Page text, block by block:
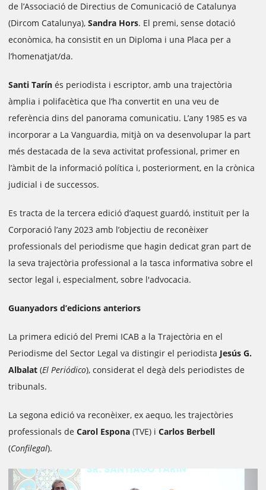
de l’Associació de Directius de Comunicació de Catalunya
(Dircom Catalunya), Sandra Hors. El premi, sense dotació
econòmica, ha consistit en un Diploma i una Placa per a
l’homenatjat/da.
Santi Tarín és periodista i escriptor, amb una trajectòria
àmplia i polifacètica que l’ha convertit en una veu de
referència dins del panorama comunicatiu. L’any 1985 es va
incorporar a La Vanguardia, mitjà on va desenvolupar la part
més destacada de la seva activitat professional, primer en
l’àmbit de la informació política i, posteriorment, en la crònica
judicial i de successos.
Es tracta de la tercera edició d’aquest guardó, instituït per la
Corporació l’any 2023 amb l’objectiu de reconèixer
professionals del periodisme que hagin dedicat gran part de
la seva trajectòria professional a la tasca informativa sobre el
sector legal i, especialment, sobre l'advocacia.
Guanyadors d’edicions anteriors
La primera edició del Premi ICAB a la Trajectòria en el
Periodisme del Sector Legal va distingir el periodista Jesús G.
Albalat (El Periódico), considerat el degà dels periodistes de
tribunals.
La segona edició va reconèixer, ex aequo, les trajectòries
professionals de Carol Espona (TVE) i Carlos Berbell
(Confilegal).